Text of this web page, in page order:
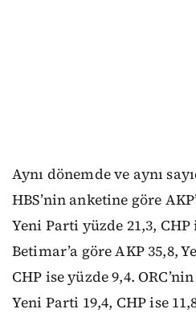
Aynı dönemde ve aynı
HBS’nin anketine göre
Yeni Parti yüzde 21,3, CHP
Betimar’a göre AKP 35,8,
CHP ise yüzde 9,4.
Yeni Parti 19,4, CHP ise